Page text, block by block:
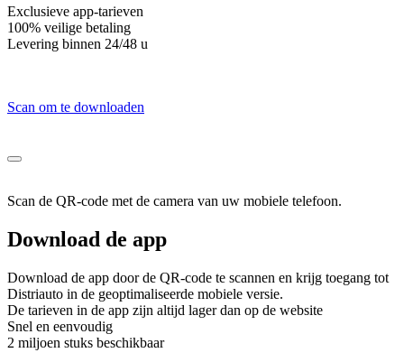
Exclusieve app-tarieven
100% veilige betaling
Levering binnen 24/48 u
Scan om te downloaden
Scan de QR-code met de camera van uw mobiele telefoon.
Download de app
Download de app door de QR-code te scannen en krijg toegang tot
Distriauto in de geoptimaliseerde mobiele versie.
De tarieven in de app zijn altijd lager dan op de website
Snel en eenvoudig
2 miljoen stuks beschikbaar